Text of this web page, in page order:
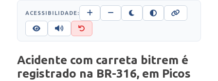
ACESSIBILIDADE:
Acidente com carreta bitrem é
registrado na BR-316, em Picos